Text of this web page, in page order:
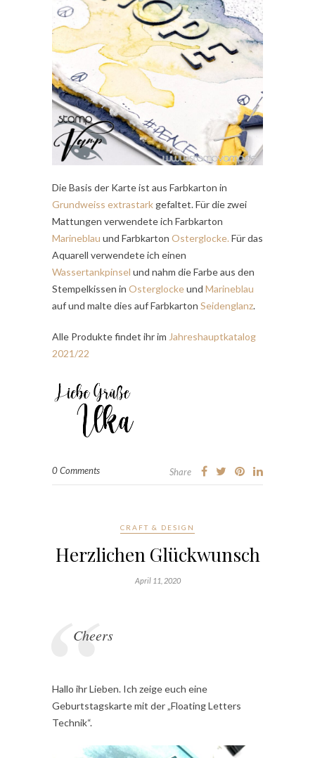
Die Basis der Karte ist aus Farbkarton in
Grundweiss extrastark gefaltet. Für die zwei
Mattungen verwendete ich Farbkarton
Marineblau und Farbkarton Osterglocke. Für das
Aquarell verwendete ich einen
Wassertankpinsel und nahm die Farbe aus den
Stempelkissen in Osterglockeund Marineblau
auf und malte dies auf Farbkarton Seidenglanz.
Alle Produkte findet ihr im Jahreshauptkatalog
2021/22
0 Comments Share
CRAFT & DESIGN
Herzlichen Glückwunsch
April 11, 2020
Cheers
Hallo ihr Lieben. Ich zeige euch eine
Geburtstagskarte mit der „Floating Letters
Technik“.